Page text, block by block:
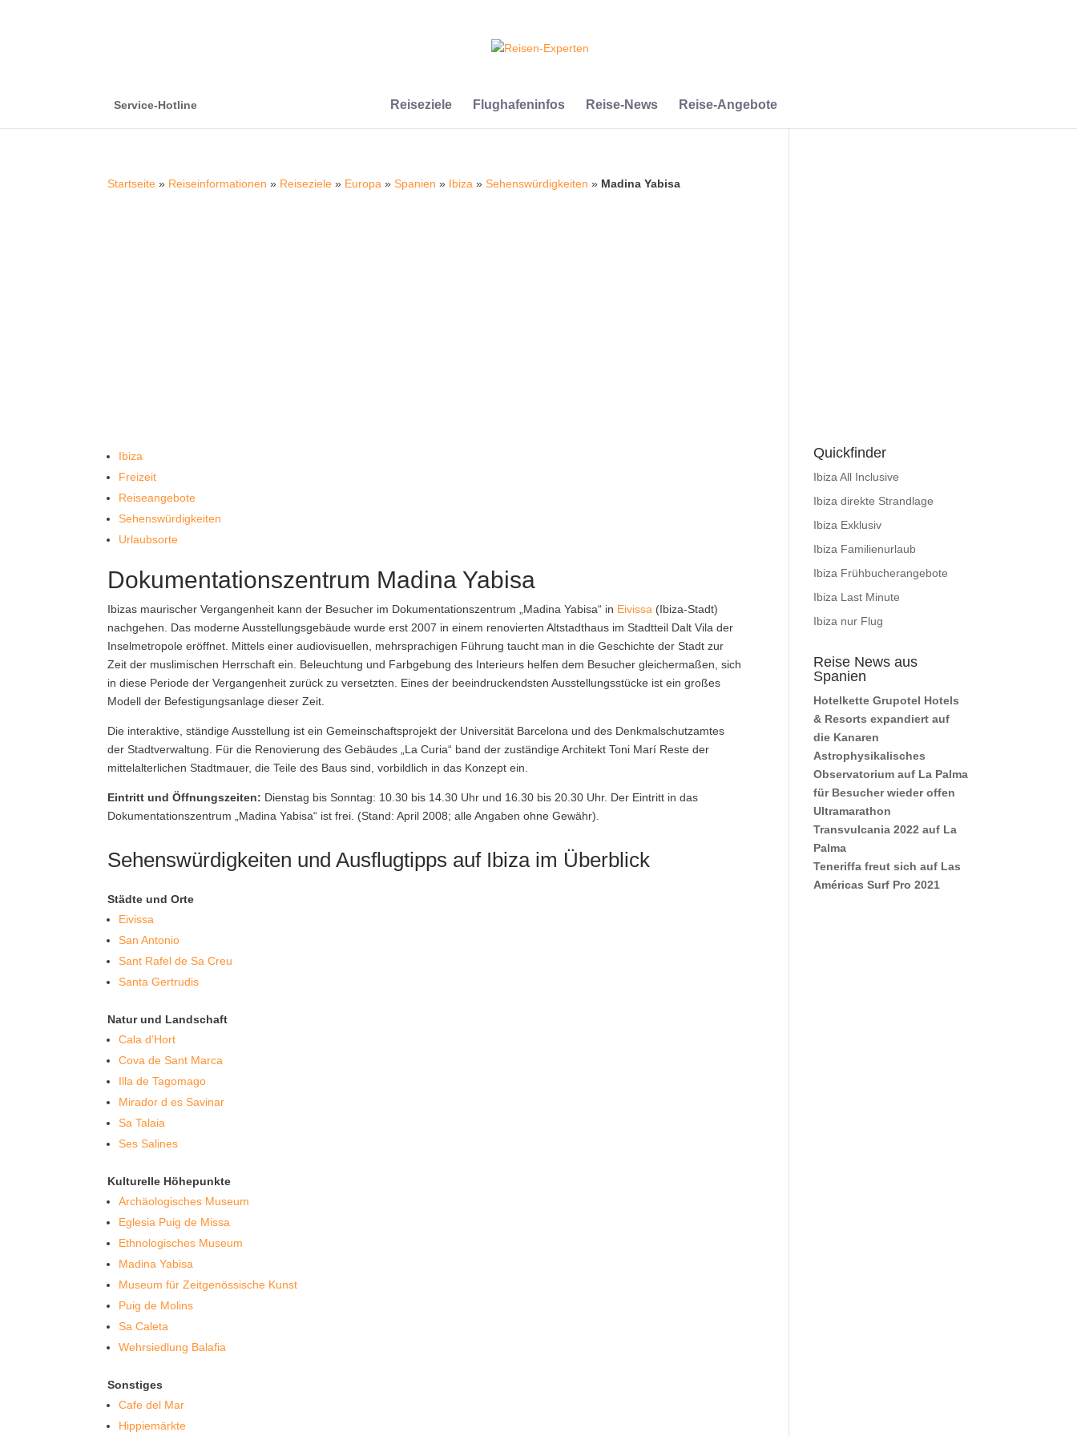
Service-Hotline Reiseziele Flughafeninfos Reise-News Reise-Angebote
Startseite » Reiseinformationen » Reiseziele » Europa »Spanien » Ibiza »Sehenswürdigkeiten » Madina Yabisa
Ibiza
Freizeit
Reiseangebote
Sehenswürdigkeiten
Urlaubsorte
Dokumentationszentrum Madina Yabisa
Ibizas maurischer Vergangenheit kann der Besucher im Dokumentationszentrum „Madina Yabisa“ in Eivissa (Ibiza-Stadt)
nachgehen. Das moderne Ausstellungsgebäude wurde erst 2007 in einem renovierten Altstadthaus im Stadtteil Dalt Vila der
Inselmetropole eröffnet. Mittels einer audiovisuellen, mehrsprachigen Führung taucht man in die Geschichte der Stadt zur
Zeit der muslimischen Herrschaft ein. Beleuchtung und Farbgebung des Interieurs helfen dem Besucher gleichermaßen, sich
in diese Periode der Vergangenheit zurück zu versetzten. Eines der beeindruckendsten Ausstellungsstücke ist ein großes
Modell der Befestigungsanlage dieser Zeit.
Die interaktive, ständige Ausstellung ist ein Gemeinschaftsprojekt der Universität Barcelona und des Denkmalschutzamtes
der Stadtverwaltung. Für die Renovierung des Gebäudes „La Curia“ band der zuständige Architekt Toni Marí Reste der
mittelalterlichen Stadtmauer, die Teile des Baus sind, vorbildlich in das Konzept ein.
Eintritt und Öffnungszeiten: Dienstag bis Sonntag: 10.30 bis 14.30 Uhr und 16.30 bis 20.30 Uhr. Der Eintritt in das
Dokumentationszentrum „Madina Yabisa“ ist frei. (Stand: April 2008; alle Angaben ohne Gewähr).
Sehenswürdigkeiten und Ausflugtipps auf Ibiza im Überblick
Städte und Orte
Eivissa
San Antonio
Sant Rafel de Sa Creu
Santa Gertrudis
Natur und Landschaft
Cala d’Hort
Cova de Sant Marca
Illa de Tagomago
Mirador d es Savinar
Sa Talaia
Ses Salines
Kulturelle Höhepunkte
Archäologisches Museum
Eglesia Puig de Missa
Ethnologisches Museum
Madina Yabisa
Museum für Zeitgenössische Kunst
Puig de Molins
Sa Caleta
Wehrsiedlung Balafia
Sonstiges
Cafe del Mar
Hippiemärkte
Quickfinder
Ibiza All Inclusive
Ibiza direkte Strandlage
Ibiza Exklusiv
Ibiza Familienurlaub
Ibiza Frühbucherangebote
Ibiza Last Minute
Ibiza nur Flug
Reise News aus
Spanien
Hotelkette Grupotel Hotels
& Resorts expandiert auf
die Kanaren
Astrophysikalisches
Observatorium auf La Palma
für Besucher wieder offen
Ultramarathon
Transvulcania 2022 auf La
Palma
Teneriffa freut sich auf Las
Américas Surf Pro 2021